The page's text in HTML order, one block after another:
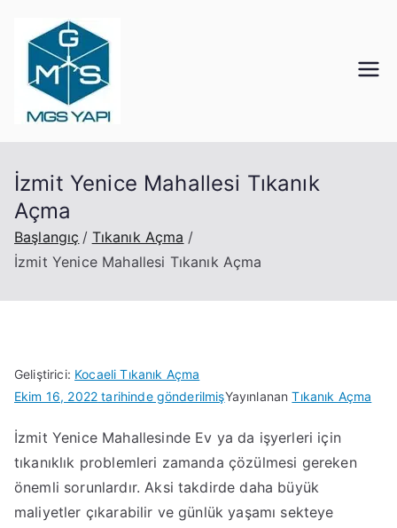
İzmit Yenice Mahallesi Tıkanık
Açma
Başlangıç
Tıkanık Açma
İzmit Yenice Mahallesi Tıkanık Açma
Geliştirici: Kocaeli Tıkanık Açma
Ekim 16, 2022 tarihinde gönderilmişYayınlananTıkanık Açma
İzmit Yenice Mahallesinde Ev ya da işyerleri için
tıkanıklık problemleri zamanda çözülmesi gereken
önemli sorunlardır. Aksi takdirde daha büyük
maliyetler çıkarabilir ve günlük yaşamı sekteye